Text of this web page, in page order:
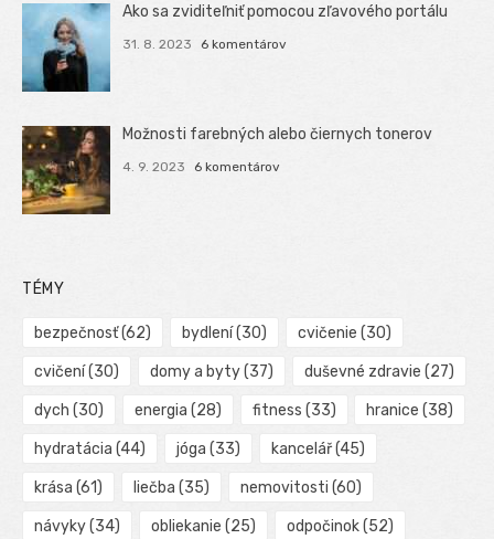
Ako sa zviditeľniť pomocou zľavového portálu
31. 8. 2023 6 komentárov
Možnosti farebných alebo čiernych tonerov
4. 9. 2023 6 komentárov
TÉMY
bezpečnosť(62) bydlení(30) cvičenie (30)
cvičení(30) domy a byty(37) duševné zdravie (27)
dych (30) energia (28) fitness (33) hranice (38)
hydratácia (44) jóga (33) kancelář(45)
krása (61) liečba (35) nemovitosti (60)
návyky(34) obliekanie (25) odpočinok(52)